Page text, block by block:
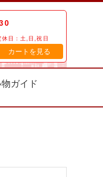
日：土,日,祝日
カートを見る
ガイド